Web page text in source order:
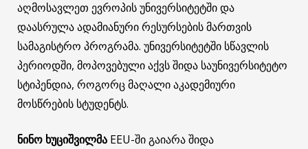
აღმოსავლეთ ევროპის უნივერსიტეტში და
დაასრულა ადამიანური რესურსების მართვის
სამაგისტრო პროგრამა. უნივერსიტეტში სწავლის
პერიოდში, მოპოვებული აქვს შიდა საუნივერსიტეტო
სტიპენდია, როგორც მაღალი აკადემიური
მოსწრების სტუდენტს.
ნინო ხუციშვილმა EEU-ში გაიარა შიდა